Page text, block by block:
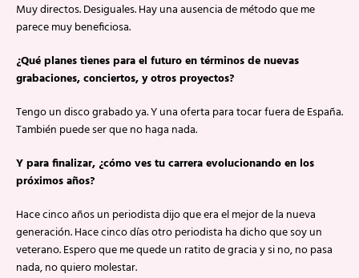
Muy directos. Desiguales. Hay una ausencia de método que me
parece muy beneficiosa.
¿Qué planes tienes para el futuro en términos de nuevas
grabaciones, conciertos, y otros proyectos?
Tengo un disco grabado ya. Y una oferta para tocar fuera de España.
También puede ser que no haga nada.
Y para finalizar, ¿cómo ves tu carrera evolucionando en los
próximos años?
Hace cinco años un periodista dijo que era el mejor de la nueva
generación. Hace cinco días otro periodista ha dicho que soy un
veterano. Espero que me quede un ratito de gracia y si no, no pasa
nada, no quiero molestar.